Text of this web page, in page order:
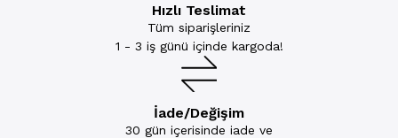
Hızlı Teslimat
Tüm siparişleriniz
1 - 3 iş günü içinde kargoda!
İade/Değişim
30 gün içerisinde iade ve